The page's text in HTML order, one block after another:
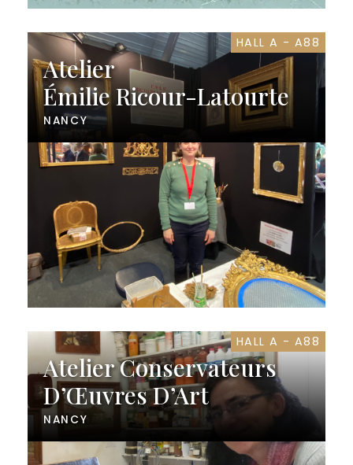
HALL A - A88
Atelier
Émilie Ricour-Latourte
NANCY
HALL A - A88
Atelier Conservateurs
D’Œuvres D’Art
NANCY